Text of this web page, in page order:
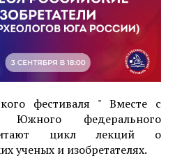
фестиваля " Вместе с
Южного федерального
цикл лекций о
ученых и изобретателях.